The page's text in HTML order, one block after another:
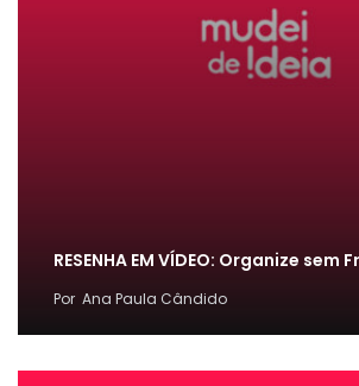
RESENHA EM VÍDEO: Organize sem
Por Ana Paula Cândido